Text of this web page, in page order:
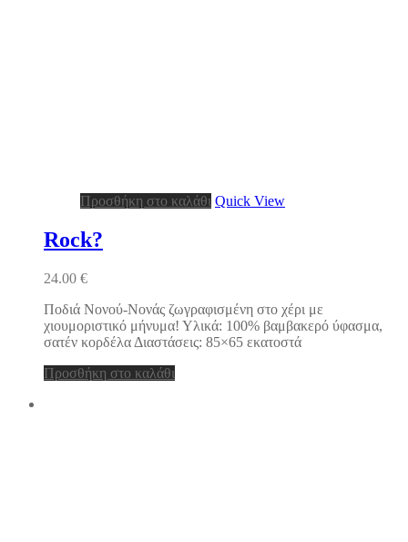
Προσθήκη στο καλάθι Quick View
Rock?
24.00 €
Ποδιά Νονού-Νονάς ζωγραφισμένη στο χέρι με
χιουμοριστικό μήνυμα! Υλικά: 100% βαμβακερό ύφασμα,
σατέν κορδέλα Διαστάσεις: 85×65 εκατοστά
Προσθήκη στο καλάθι